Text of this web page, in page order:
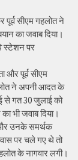
पूर्व सीएम गहलोत ने
का जवाब दिया।
स्टेशन पर
और पूर्व सीएम
ने अपनी आदत के
से गत 30 जुलाई को
भी जवाब दिया।
और उनके समर्थक
पर चले गए थे तो
के नागवार लगी।